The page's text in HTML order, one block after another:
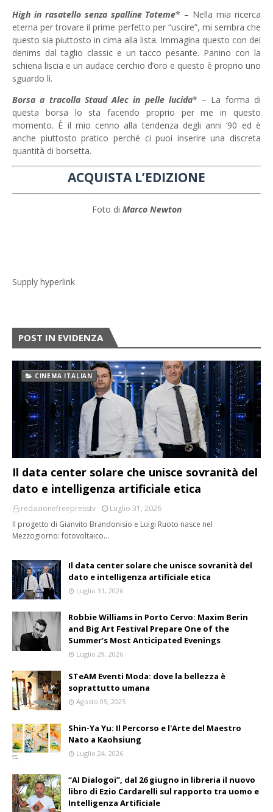
High in rasatello senza spalline Toteme* – Nella mia ricerca
eterna per trovare il prime perfetto per “uscire”, mi sembra che
questo sia piuttosto in cima alla lista. Immagina questo con dei
denims dal taglio classic e un tacco pesante. Panino con la
schiena liscia e un audace cerchio d’oro e questo è proprio uno
sguardo lì.
Borsa a tracolla Staud Alec in pelle lucida* – La forma di
questa borsa lo sta facendo proprio per me in questo
momento. È il mio cenno alla tendenza degli anni ’90 ed è
anche piuttosto pratico perché ci puoi inserire una discreta
quantità di borsetta.
ACQUISTA L’EDIZIONE
Foto di Marco Newton
Supply hyperlink
POST IN EVIDENZA
CINEMA ITALIAN
Il data center solare che unisce sovranità del
dato e intelligenza artificiale etica
redazionefreepresstv
Luglio 31, 2026
Il progetto di Gianvito Brandonisio e Luigi Ruoto nasce nel
Mezzogiorno: fotovoltaico…
Il data center solare che unisce sovranità del
dato e intelligenza artificiale etica
Luglio 31, 2026
Robbie Williams in Porto Cervo: Maxim Berin
and Big Art Festival Prepare One of the
Summer’s Most Anticipated Evenings
Luglio 29, 2026
STeAM Eventi Moda: dove la bellezza è
soprattutto umana
Agosto 05, 2025
Shin-Ya Yu: Il Percorso e l'Arte del Maestro
Nato a Kaohsiung
Luglio 24, 2026
“AI Dialogoi”, dal 26 giugno in libreria il nuovo
libro di Ezio Cardarelli sul rapporto tra uomo e
Intelligenza Artificiale